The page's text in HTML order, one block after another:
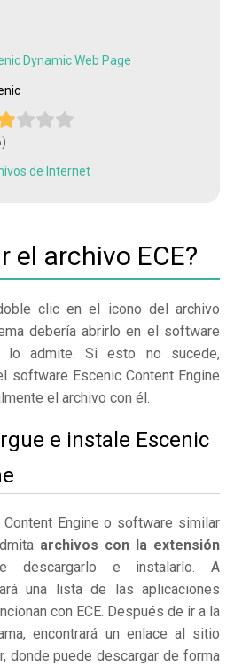
Dynamic Web Page
de Internet
el archivo ECE?
clic en el icono del archivo
debería abrirlo en el software
lo admite. Si esto no sucede,
software Escenic Content Engine
el archivo con él.
e instale Escenic
Engine o software similar
archivos con la extensión
descargarlo e instalarlo. A
una lista de las aplicaciones
con ECE. Después de ir a la
encontrará un enlace al sitio
donde puede descargar de forma